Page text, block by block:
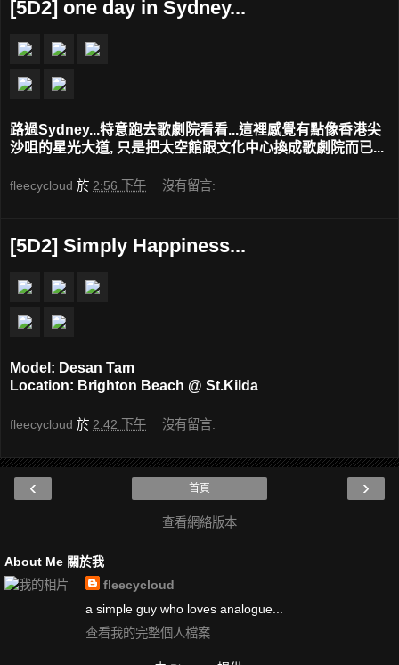
[5D2] one day in Sydney...
路過Sydney...特意跑去歌劇院看看...這裡感覺有點像香港尖
沙咀的星光大道, 只是把太空館跟文化中心換成歌劇院而已...
fleecycloud 於 2:56 下午 沒有留言:
[5D2] Simply Happiness...
Model: Desan Tam
Location: Brighton Beach @ St.Kilda
fleecycloud 於 2:42 下午 沒有留言:
‹ ›
首頁
查看網絡版本
About Me 關於我
fleecycloud
a simple guy who loves analogue...
查看我的完整個人檔案